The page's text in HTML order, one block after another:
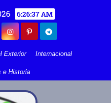
6:26:38 AM
Exterior Internacional
e Historia